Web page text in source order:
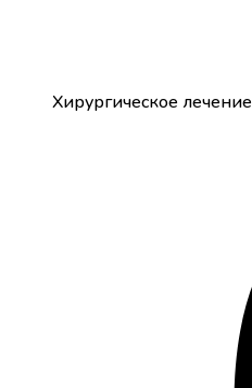
Хирургическое лечение